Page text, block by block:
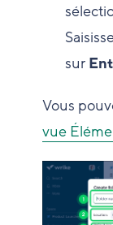
sur
Vous
vue